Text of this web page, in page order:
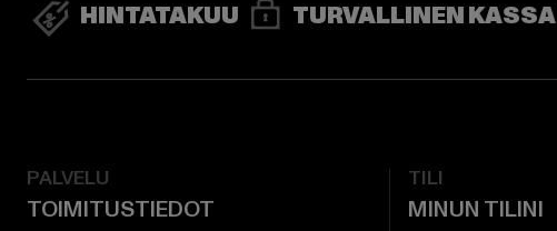
HINTATAKUU TURVALLINEN KASSA
PALVELU
TOIMITUSTIEDOT
TILI
MINUN TILINI